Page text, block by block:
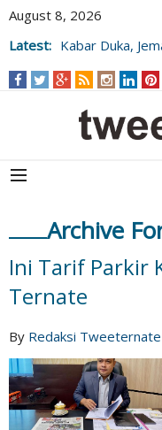
August 8, 2026
Latest: Kabar Duka,
Archive
Ini Tarif Parkir
Ternate
By Redaksi Tweeternate